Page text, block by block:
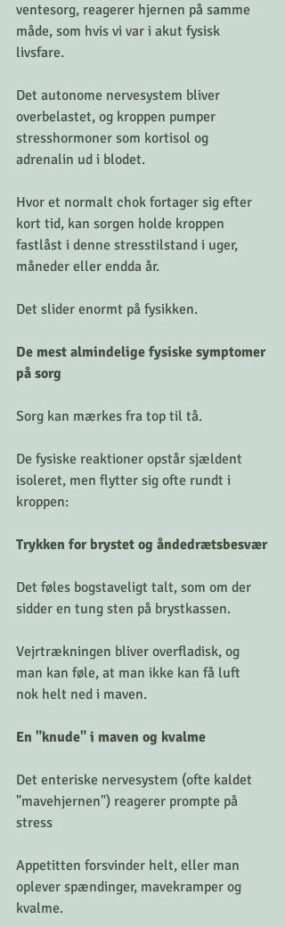
ventesorg, reagerer hjernen på samme
måde, som hvis vi var i akut fysisk
livsfare.
Det autonome nervesystem bliver
overbelastet, og kroppen pumper
stresshormoner som kortisol og
adrenalin ud i blodet.
Hvor et normalt chok fortager sig efter
kort tid, kan sorgen holde kroppen
fastlåst i denne stresstilstand i uger,
måneder eller endda år.
Det slider enormt på fysikken.
De mest almindelige fysiske symptomer
på sorg
Sorg kan mærkes fra top til tå.
De fysiske reaktioner opstår sjældent
isoleret, men flytter sig ofte rundt i
kroppen:
Trykken for brystet og åndedrætsbesvær
Det føles bogstaveligt talt, som om der
sidder en tung sten på brystkassen.
Vejrtrækningen bliver overfladisk, og
man kan føle, at man ikke kan få luft
nok helt ned i maven.
En "knude" i maven og kvalme
Det enteriske nervesystem (ofte kaldet
"mavehjernen") reagerer prompte på
stress
Appetitten forsvinder helt, eller man
oplever spændinger, mavekramper og
kvalme.